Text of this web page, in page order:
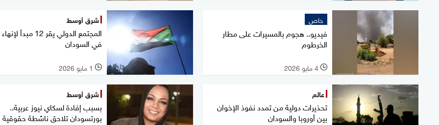
خاص
فيديو.. هجوم بالمسيرات على مطار
الخرطوم
l 4 مايو 2026
شرق أوسط
المجتمع الدولي يقر 12
في السودان
l 1 مايو 2026
عالم
تحذيرات دولية من تمدد نفوذ الإخوان
بين أوروبا والسودان
شرق أوسط
بسبب إفادة لسكاي نيوز عربية..
بورتسودان تلاحق ناشطة حقوقية